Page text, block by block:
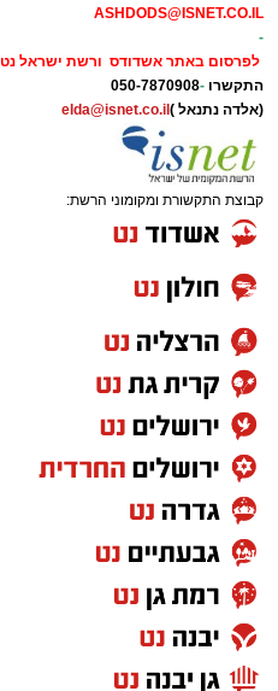
ASHDODS@ISNET.CO.IL
-
לפרסום באתר אשדודס ורשת ישראל נט
התקשרו -
050-7870908
(אלדה נתנאל ) elda@isnet.co.il
קבוצת התקשורת ומקומוני הרשת: